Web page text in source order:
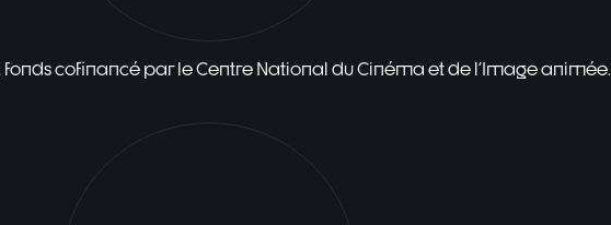
fonds cofinancé par le Centre National du Cinéma et de l'Image animée.